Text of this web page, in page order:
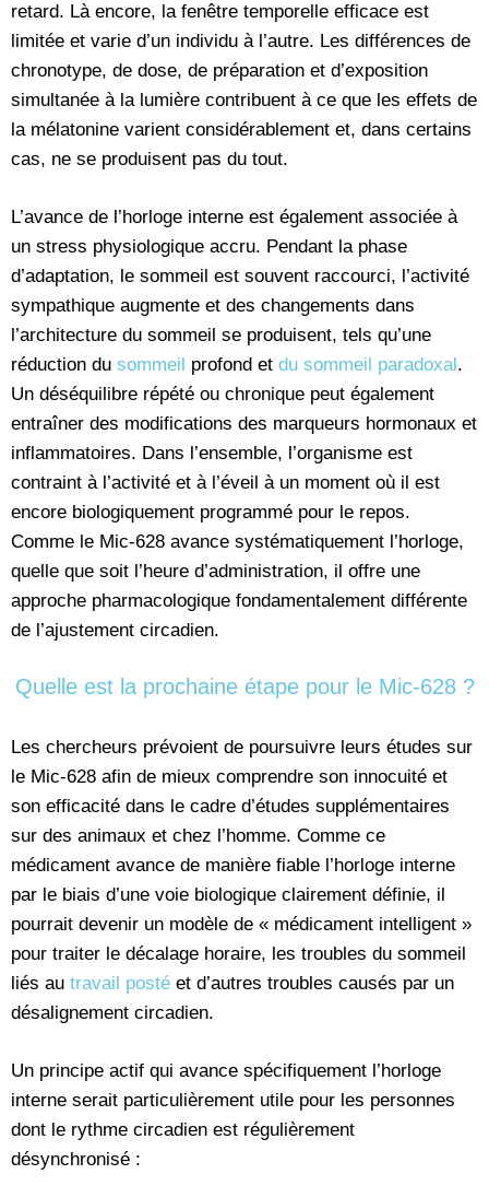
retard. Là encore, la fenêtre temporelle efficace est
limitée et varie d’un individu à l’autre. Les différences de
chronotype, de dose, de préparation et d’exposition
simultanée à la lumière contribuent à ce que les effets de
la mélatonine varient considérablement et, dans certains
cas, ne se produisent pas du tout.
L’avance de l’horloge interne est également associée à
un stress physiologique accru. Pendant la phase
d’adaptation, le sommeil est souvent raccourci, l’activité
sympathique augmente et des changements dans
l’architecture du sommeil se produisent, tels qu’une
réduction du sommeil profond et du sommeil paradoxal.
Un déséquilibre répété ou chronique peut également
entraîner des modifications des marqueurs hormonaux et
inflammatoires. Dans l’ensemble, l’organisme est
contraint à l’activité et à l’éveil à un moment où il est
encore biologiquement programmé pour le repos.
Comme le Mic-628 avance systématiquement l’horloge,
quelle que soit l’heure d’administration, il offre une
approche pharmacologique fondamentalement différente
de l’ajustement circadien.
Quelle est la prochaine étape pour le Mic-628 ?
Les chercheurs prévoient de poursuivre leurs études sur
le Mic-628 afin de mieux comprendre son innocuité et
son efficacité dans le cadre d’études supplémentaires
sur des animaux et chez l’homme. Comme ce
médicament avance de manière fiable l’horloge interne
par le biais d’une voie biologique clairement définie, il
pourrait devenir un modèle de « médicament intelligent »
pour traiter le décalage horaire, les troubles du sommeil
liés au travail posté et d’autres troubles causés par un
désalignement circadien.
Un principe actif qui avance spécifiquement l’horloge
interne serait particulièrement utile pour les personnes
dont le rythme circadien est régulièrement
désynchronisé :